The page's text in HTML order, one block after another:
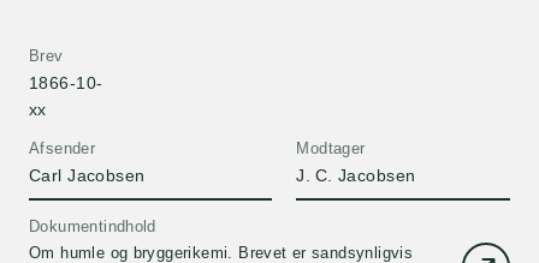
Afsender
Carl Jacobsen
Brev
1866-10-
xx
Modtager
J. C. Jacobsen
Dokumentindhold
Om humle og bryggerikemi. Brevet er sandsynligvis